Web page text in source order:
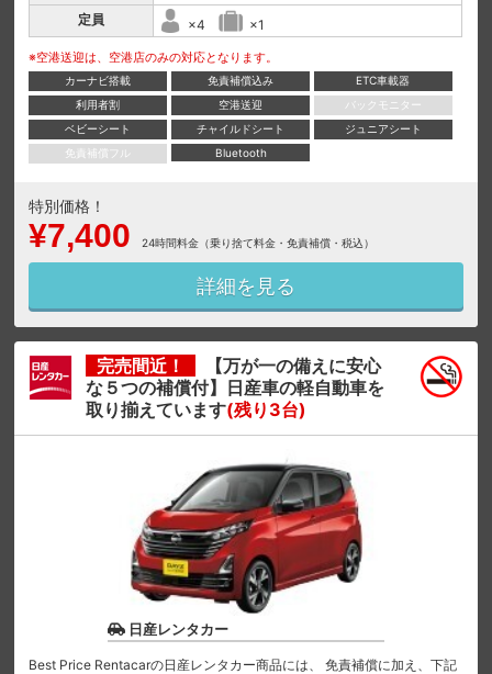
定員
×4 ×1
※空港送迎は、空港店のみの対応となります。
カーナビ搭載 免責補償込み
ETC車載器
利用者割
空港送迎
バックモニター
ベビーシート
チャイルドシート
ジュニアシート
免責補償フル
Bluetooth
特別価格！
¥7,400 24時間料金（乗り捨て料金・免責補償・税込）
詳細を見る
完売間近！
【万が一の備えに安心
な５つの補償付】日産車の軽自動車を
取り揃えています(残り3台)
日産レンタカー
Best Price Rentacarの日産レンタカー商品には、 免責補償に加え、下記